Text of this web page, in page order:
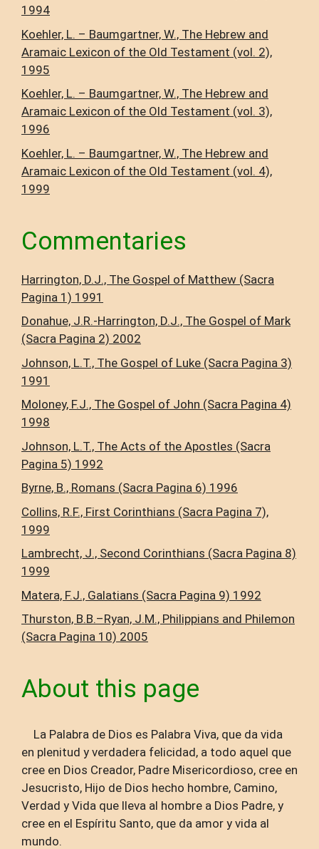
1994
Koehler, L. – Baumgartner, W., The Hebrew and
Aramaic Lexicon of the Old Testament (vol. 2),
1995
Koehler, L. – Baumgartner, W., The Hebrew and
Aramaic Lexicon of the Old Testament (vol. 3),
1996
Koehler, L. – Baumgartner, W., The Hebrew and
Aramaic Lexicon of the Old Testament (vol. 4),
1999
Commentaries
Harrington, D.J., The Gospel of Matthew (Sacra
Pagina 1) 1991
Donahue, J.R.-Harrington, D.J., The Gospel of Mark
(Sacra Pagina 2) 2002
Johnson, L.T., The Gospel of Luke (Sacra Pagina 3)
1991
Moloney, F.J., The Gospel of John (Sacra Pagina 4)
1998
Johnson, L.T., The Acts of the Apostles (Sacra
Pagina 5) 1992
Byrne, B., Romans (Sacra Pagina 6) 1996
Collins, R.F., First Corinthians (Sacra Pagina 7),
1999
Lambrecht, J., Second Corinthians (Sacra Pagina 8)
1999
Matera, F.J., Galatians (Sacra Pagina 9) 1992
Thurston, B.B.–Ryan, J.M., Philippians and Philemon
(Sacra Pagina 10) 2005
About this page
La Palabra de Dios es Palabra Viva, que da vida
en plenitud y verdadera felicidad, a todo aquel que
cree en Dios Creador, Padre Misericordioso, cree en
Jesucristo, Hijo de Dios hecho hombre, Camino,
Verdad y Vida que lleva al hombre a Dios Padre, y
cree en el Espíritu Santo, que da amor y vida al
mundo.